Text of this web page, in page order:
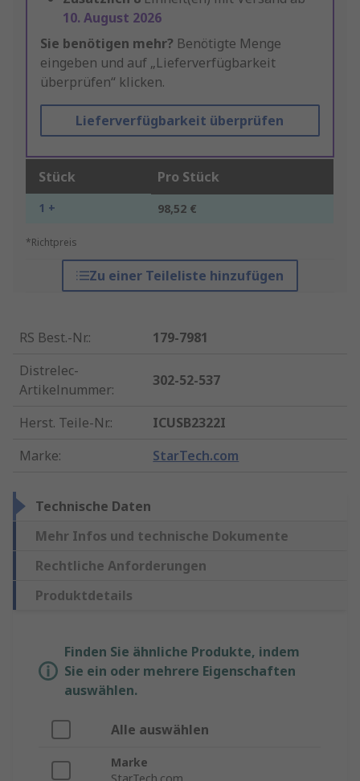
10. August 2026
Sie benötigen mehr? Benötigte Menge
eingeben und auf „Lieferverfügbarkeit
überprüfen“ klicken.
Lieferverfügbarkeit überprüfen
Stück Pro Stück
1 + 98,52 €
*Richtpreis
Zu einer Teileliste hinzufügen
RS Best.-Nr.:
179-7981
Distrelec-
Artikelnummer:
302-52-537
Herst. Teile-Nr.:
ICUSB2322I
Marke: StarTech.com
Technische Daten
Mehr Infos und technische Dokumente
Rechtliche Anforderungen
Produktdetails
Finden Sie ähnliche Produkte, indem
Sie ein oder mehrere Eigenschaften
auswählen.
Alle auswählen
Marke